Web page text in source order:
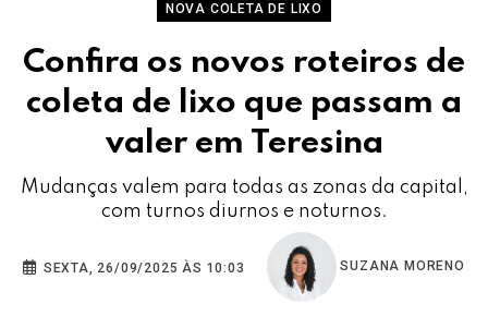
NOVA COLETA DE LIXO
Confira os novos roteiros de
coleta de lixo que passam a
valer em Teresina
Mudanças valem para todas as zonas da capital,
com turnos diurnos e noturnos.
SEXTA, 26/09/2025 ÀS 10:03 SUZANA MORENO